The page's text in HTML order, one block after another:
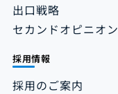
出口戦略
セカンドオピニオン
採用情報
採用のご案内